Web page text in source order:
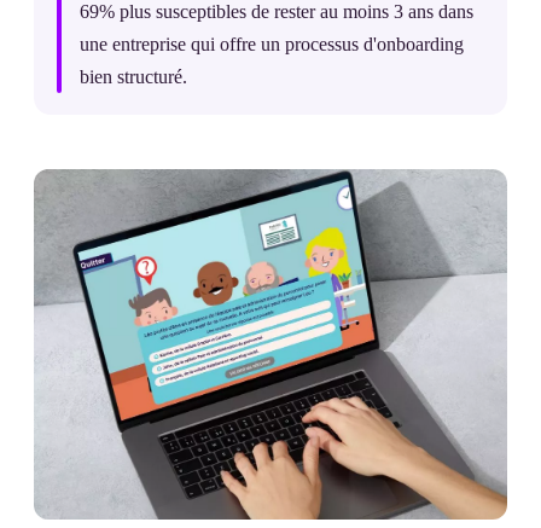
69% plus susceptibles de rester au moins 3 ans dans
une entreprise qui offre un processus d'onboarding
bien structuré.